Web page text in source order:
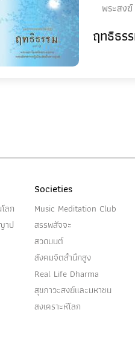
พระสงฆ์
ฤทธิธร
ลก
าป
Societies
Music Meditation Club
สรรพสัจจะ
สวดมนต์
สังคมจิตสำนึกสูง
Real Life Dharma
สุขภาวะสงฆ์และมหาชน
สงเคราะห์โลก